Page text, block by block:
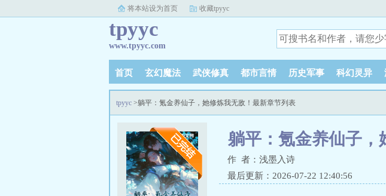
将本站设为首页 收藏tpyyc
tpyyc
www.tpyyc.com
首页 玄幻魔法 武侠修真 都市言情 历史军事 科幻灵异
tpyyc >躺平：氪金养仙子，她修炼我无敌！最新章节列表
躺平：氪金养仙子，
作 者：浅墨入诗
最后更新：2026-07-22 12:40:56